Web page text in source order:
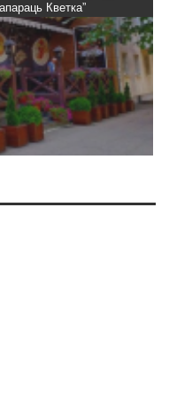
Кветка”